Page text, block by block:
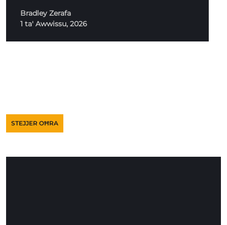
Bradley Zerafa
1 ta' Awwissu, 2026
STEJJER OĦRA